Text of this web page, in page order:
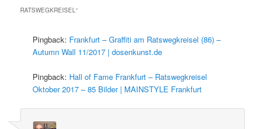
RATSWEGKREISEL“
Pingback: Frankfurt – Graffiti am Ratswegkreisel (86) –
Autumn Wall 11/2017 | dosenkunst.de
Pingback: Hall of Fame Frankfurt – Ratswegkreisel
Oktober 2017 – 85 Bilder | MAINSTYLE Frankfurt